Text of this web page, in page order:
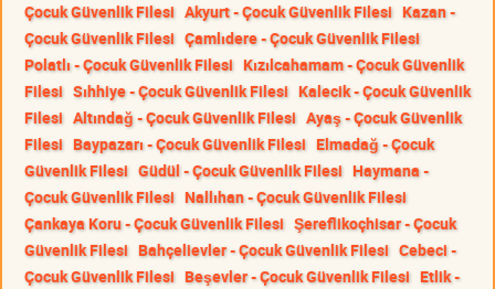
Çocuk Güvenlik Filesi Akyurt - Çocuk Güvenlik Filesi Kazan -
Çocuk Güvenlik Filesi Çamlıdere - Çocuk Güvenlik Filesi
Polatlı - Çocuk Güvenlik Filesi Kızılcahamam - Çocuk Güvenlik
Filesi Sıhhiye - Çocuk Güvenlik Filesi Kalecik - Çocuk Güvenlik
Filesi Altındağ - Çocuk Güvenlik Filesi Ayaş - Çocuk Güvenlik
Filesi Baypazarı - Çocuk Güvenlik Filesi Elmadağ - Çocuk
Güvenlik Filesi Güdül - Çocuk Güvenlik Filesi Haymana -
Çocuk Güvenlik Filesi Nallıhan - Çocuk Güvenlik Filesi
Çankaya Koru - Çocuk Güvenlik Filesi Şereflikoçhisar - Çocuk
Güvenlik Filesi Bahçelievler - Çocuk Güvenlik Filesi Cebeci -
Çocuk Güvenlik Filesi Beşevler - Çocuk Güvenlik Filesi Etlik -